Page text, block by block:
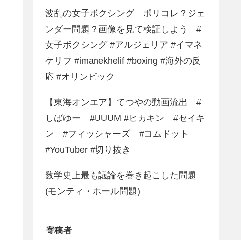
波乱の女子ボクシング ポリコレ？ジェ
ンダー問題？画像を見て検証しよう #
女子ボクシング #アルジェリア #イマネ
ケリフ #imanekhelif #boxing #海外の反
応 #オリンピック
【東海オンエア】てつやの動画流出 #
しばゆー #UUUM #ヒカキン #セイキ
ン #フィッシャーズ #コムドット
#YouTuber #切り抜き
数学史上最も議論を巻き起こした問題
(モンティ・ホール問題)
寄稿者